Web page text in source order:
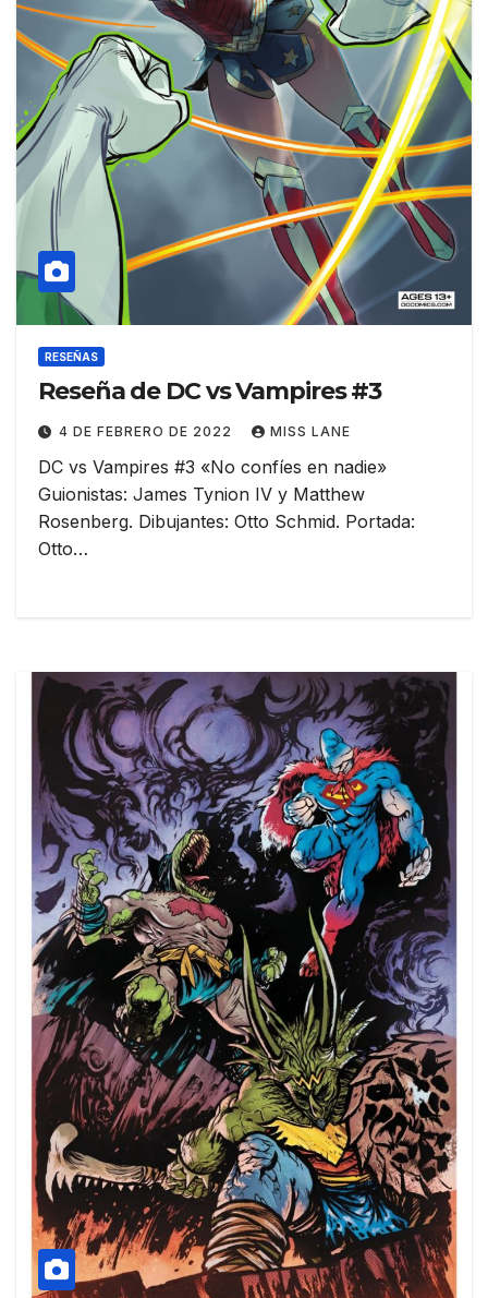
RESEÑAS
Reseña de DC vs Vampires #3
4 DE FEBRERO DE 2022 MISS LANE
DC vs Vampires #3 «No confíes en nadie»
Guionistas: James Tynion IV y Matthew
Rosenberg. Dibujantes: Otto Schmid. Portada:
Otto…